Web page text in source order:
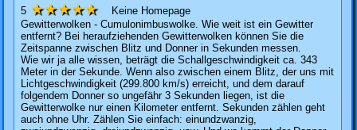
5 ★★★★★
Keine Homepage
Gewitterwolken - Cumulonimbuswolke. Wie weit ist ein Gewitter
entfernt? Bei heraufziehenden Gewitterwolken können Sie die
Zeitspanne zwischen Blitz und Donner in Sekunden messen.
Wie wir ja alle wissen, beträgt die Schallgeschwindigkeit ca. 343
Meter in der Sekunde. Wenn also zwischen einem Blitz, der uns mit
Lichtgeschwindigkeit (299.800 km/s) erreicht, und dem darauf
folgendem Donner so ungefähr 3 Sekunden liegen, ist die
Gewitterwolke nur einen Kilometer entfernt. Sekunden zählen geht
auch ohne Uhr. Zählen Sie einfach: einundzwanzig,